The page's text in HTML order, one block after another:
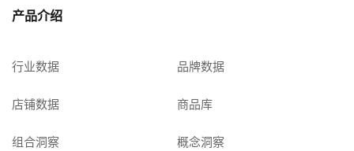
产品介绍
行业数据 品牌数据
店铺数据 商品库
组合洞察 概念洞察